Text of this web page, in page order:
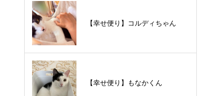
【幸せ便り】コルディちゃん
【幸せ便り】もなかくん
【里親様募集中】メメちゃん
【里親様募集中】スンスンちゃん